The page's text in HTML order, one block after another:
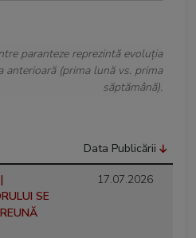
paranteze reprezintă evoluția
anterioară (prima lună vs. prima
săptămână).
Data Publicării
SE
17.07.2026